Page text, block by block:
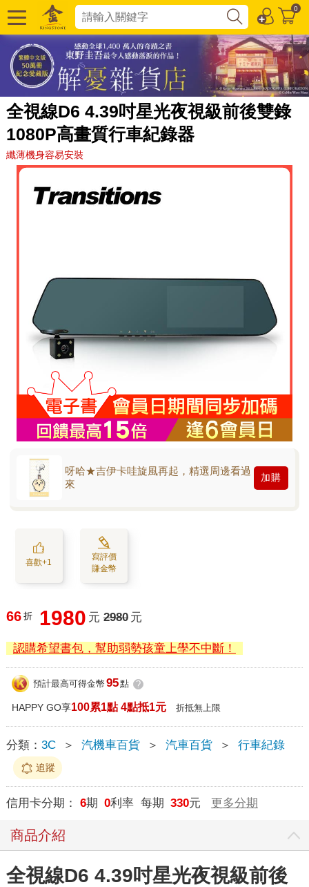
0
全視線D6 4.39吋星光夜視級前後雙錄
1080P高畫質行車紀錄器
纖薄機身容易安裝
呀哈★吉伊卡哇旋風再起，精選周邊看過
來
加購
喜歡+1
寫評價
賺金幣
66 折 1980 元 2980 元
認購希望書包，幫助弱勢孩童上學不中斷！
預計最高可得金幣 95點 ?
HAPPY GO享100累1點 4點抵1元 折抵無上限
分類： 3C ＞ 汽機車百貨 ＞ 汽車百貨 ＞ 行車紀錄
追蹤
信用卡分期： 6期 0利率 每期 330元 更多分期
商品介紹
全視線D6 4.39吋星光夜視級前後